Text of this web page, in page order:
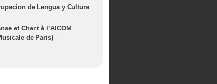
de Lengua y Cultura
et Chant à l’AICOM
de Paris) -